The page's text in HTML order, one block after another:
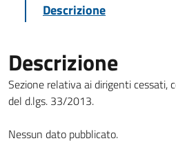
Descrizione
Descrizione
Sezione relativa ai dirigenti cessati,
del d.lgs. 33/2013.
Nessun dato pubblicato.